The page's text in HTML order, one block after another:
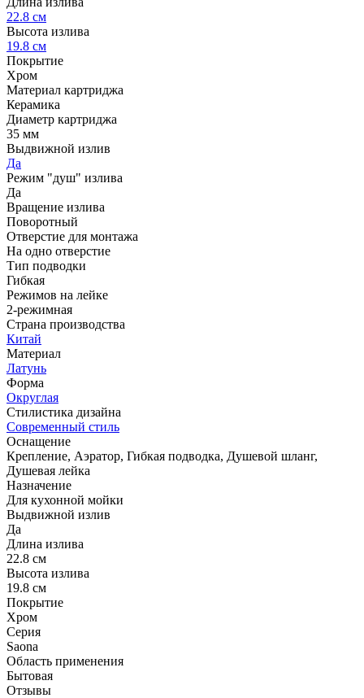
22.8 см
Высота излива
19.8 см
Покрытие
Хром
Материал картриджа
Керамика
Диаметр картриджа
35 мм
Выдвижной излив
Да
Режим "душ" излива
Да
Вращение излива
Поворотный
Отверстие для монтажа
На одно отверстие
Тип подводки
Гибкая
Режимов на лейке
2-режимная
Страна производства
Китай
Материал
Латунь
Форма
Округлая
Стилистика дизайна
Современный стиль
Оснащение
Крепление, Аэратор, Гибкая подводка, Душевой шланг,
Душевая лейка
Назначение
Для кухонной мойки
Выдвижной излив
Да
Длина излива
22.8 см
Высота излива
19.8 см
Покрытие
Хром
Серия
Saona
Область применения
Бытовая
Отзывы